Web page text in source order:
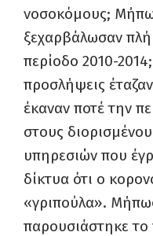
νοσοκόμους;
ξεχαρβάλωσαν
περίοδο 2010-
προσλήψεις
έκαναν ποτέ την
στους
υπηρεσιών που
δίκτυα ότι ο
«γριπούλα».
παρουσιάστηκε